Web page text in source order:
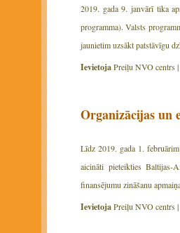
2019. gada 9. janvārī tika
programma). Valsts
jaunietim uzsākt patstāvīgu
IevietojaPreiļu NVO centrs |
Organizācijas un
Līdz 2019. gada 1.
aicināti pieteikties
finansējumu zināšanu
IevietojaPreiļu NVO centrs |